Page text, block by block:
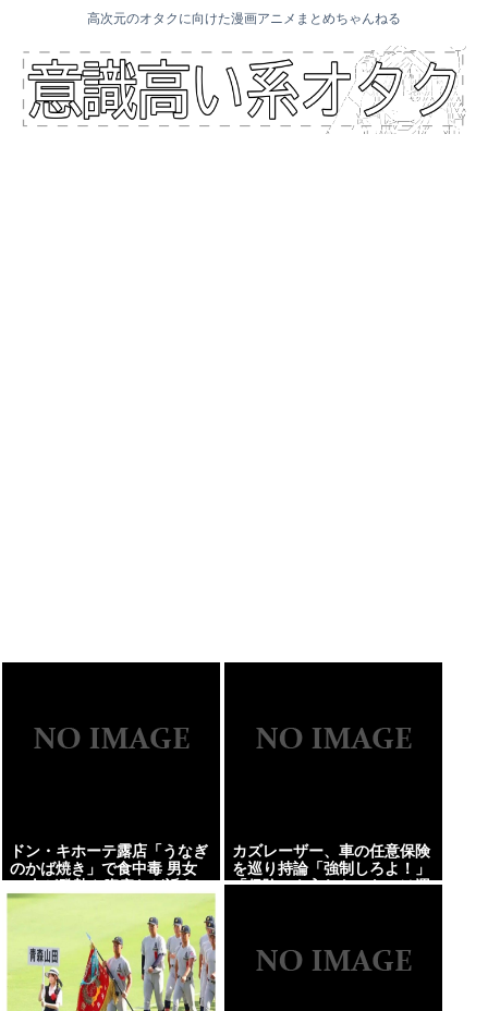
高次元のオタクに向けた漫画アニメまとめちゃんねる
ドン・キホーテ露店「うなぎ
のかば焼き」で食中毒 男女
14人が発熱や腹痛など訴え…
サルモネラ属の菌検出
カズレーザー、車の任意保険
を巡り持論「強制しろよ！」
「保険にも入れないヤツは運